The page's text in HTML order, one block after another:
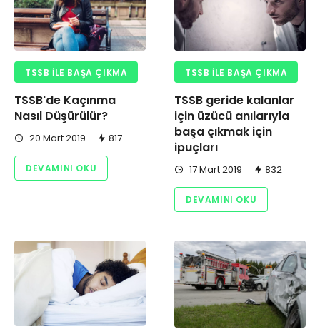
TSSB ILE BAŞA ÇIKMA
TSSB'de Kaçınma
Nasıl Düşürülür?
20 Mart 2019 817
DEVAMINI OKU
TSSB ILE BAŞA ÇIKMA
TSSB geride kalanlar
için üzücü anılarıyla
başa çıkmak için
ipuçları
17 Mart 2019 832
DEVAMINI OKU